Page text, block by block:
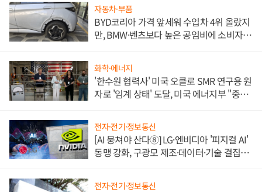
자동차·부품
BYD코리아 가격 앞세워 수입차 4위 올랐지
만, BMW·벤츠보다 높은 공임비에 소비자
화학·에너지
'한수원 협력사' 미국 오클로 SMR 연구용 원
자로 '임계 상태' 도달, 미국 에너지부 "중요
전자·전기·정보통신
[AI 뭉쳐야 산다⑧] LG·엔비디아 '피지컬 AI'
동맹 강화, 구광모 제조·데이터·기술 결집
전자·전기·정보통신